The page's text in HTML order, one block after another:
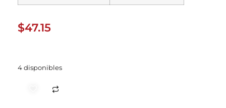
$47.15
4 disponibles